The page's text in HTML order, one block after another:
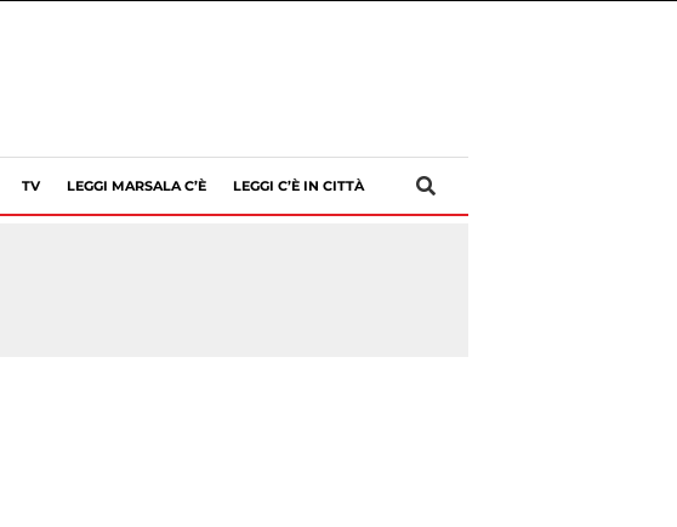
TV LEGGI MARSALA C’È LEGGI C’È IN CITTÀ